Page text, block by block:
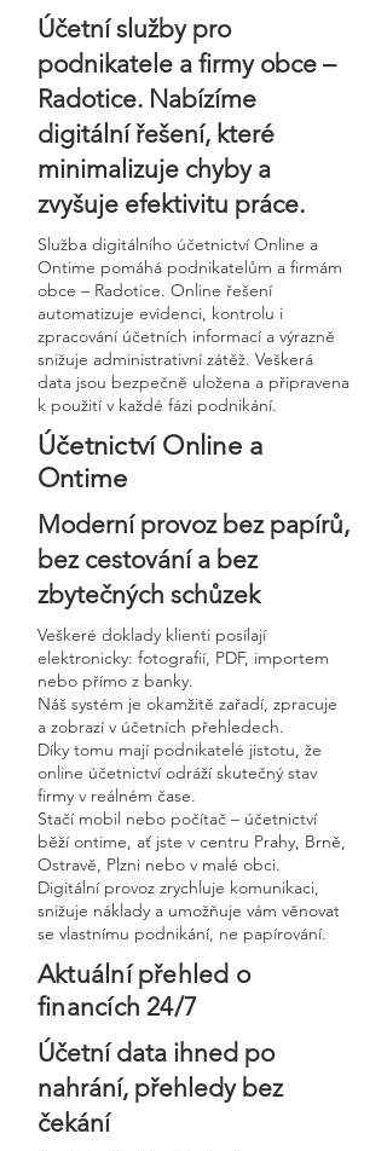
Účetní služby pro
podnikatele a firmy obce –
Radotice. Nabízíme
digitální řešení, které
minimalizuje chyby a
zvyšuje efektivitu práce.
Služba digitálního účetnictví Online a
Ontime pomáhá podnikatelům a firmám
obce – Radotice. Online řešení
automatizuje evidenci, kontrolu i
zpracování účetních informací a výrazně
snižuje administrativní zátěž. Veškerá
data jsou bezpečně uložena a připravena
k použití v každé fázi podnikání.
Účetnictví Online a
Ontime
Moderní provoz bez papírů,
bez cestování a bez
zbytečných schůzek
Veškeré doklady klienti posílají
elektronicky: fotografií, PDF, importem
nebo přímo z banky.
Náš systém je okamžitě zařadí, zpracuje
a zobrazí v účetních přehledech.
Díky tomu mají podnikatelé jistotu, že
online účetnictví odráží skutečný stav
firmy v reálném čase.
Stačí mobil nebo počítač – účetnictví
běží ontime, ať jste v centru Prahy, Brně,
Ostravě, Plzni nebo v malé obci.
Digitální provoz zrychluje komunikaci,
snižuje náklady a umožňuje vám věnovat
se vlastnímu podnikání, ne papírování.
Aktuální přehled o
financích 24/7
Účetní data ihned po
nahrání, přehledy bez
čekání